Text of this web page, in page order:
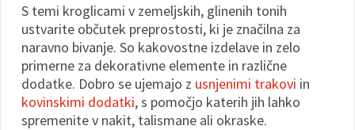
S temi kroglicami v zemeljskih, glinenih tonih
ustvarite občutek preprostosti, ki je značilna za
naravno bivanje. So kakovostne izdelave in zelo
primerne za dekorativne elemente in različne
dodatke. Dobro se ujemajo z usnjenimi trakovi in
kovinskimi dodatki, s pomočjo katerih jih lahko
spremenite v nakit, talismane ali okraske.